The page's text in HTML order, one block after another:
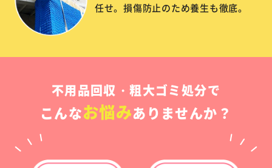
任せ。損傷防止のため養生も徹底。
不用品回収・粗大ゴミ処分で
こんなお悩みありませんか？